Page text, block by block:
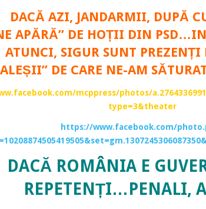
DACĂ AZI, JANDARMII, DUPĂ
APĂRĂ” DE HOȚII DIN
ATUNCI, SIGUR SUNT PREZENȚI
DE CARE NE-AM
mcppress/photos/
type=3&theater
https://www.facebook.com/
DACĂ ROMÂNIA E
REPETENȚI…PENALI,